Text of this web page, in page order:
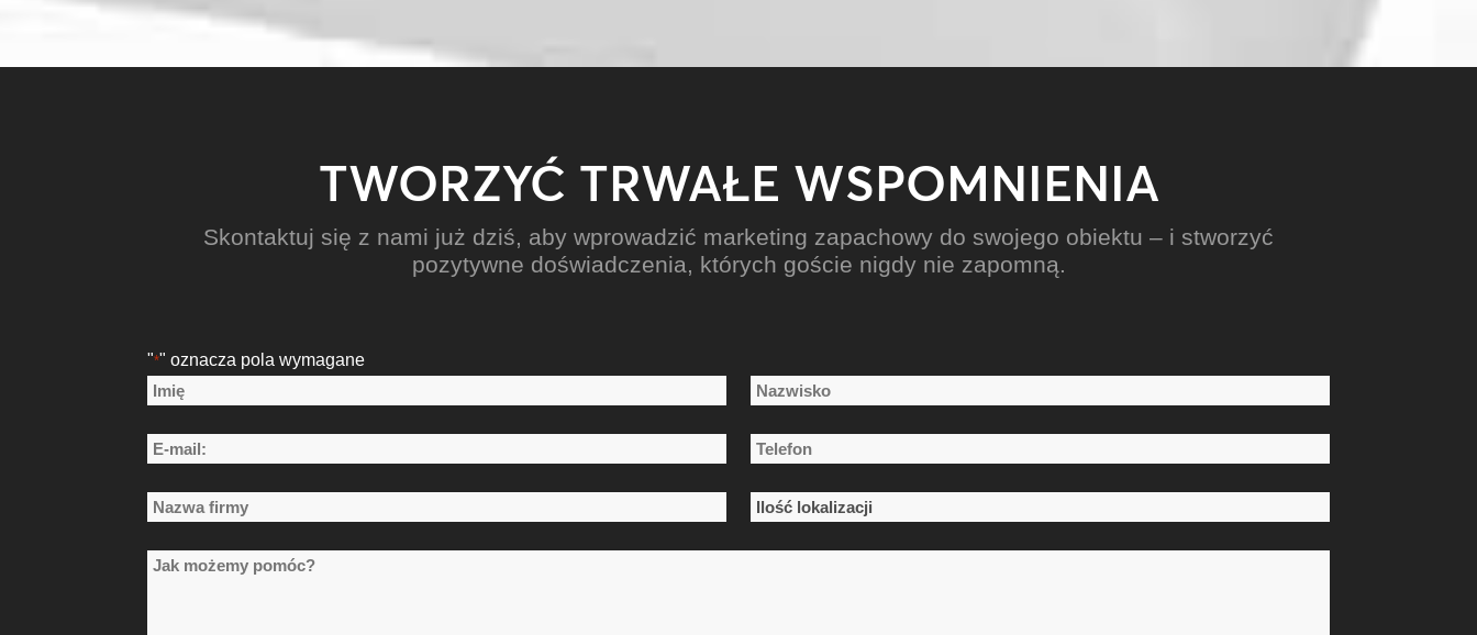
TWORZYĆ TRWAŁE WSPOMNIENIA
Skontaktuj się z nami już dziś, aby wprowadzić marketing zapachowy do swojego obiektu – i stworzyć
pozytywne doświadczenia, których goście nigdy nie zapomną.
"*" oznacza pola wymagane
Nazwa
Imię Nazwisko
E-
Telefon
Nazwa
*
Ilość
Jak